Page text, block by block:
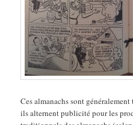
Ces almanachs sont
ils alternent publicité pour les